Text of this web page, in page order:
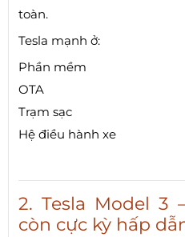
toàn.
Tesla mạnh ở:
Phần mềm
OTA
Trạm sạc
Hệ điều hành xe
2. Tesla Model 3
còn cực kỳ hấp